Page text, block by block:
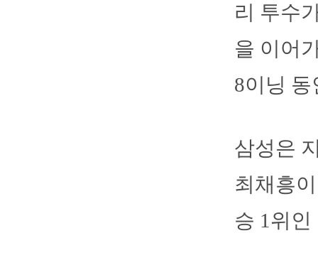
리 투수
을 이어
8이닝
삼성은
최채흥
승 1위